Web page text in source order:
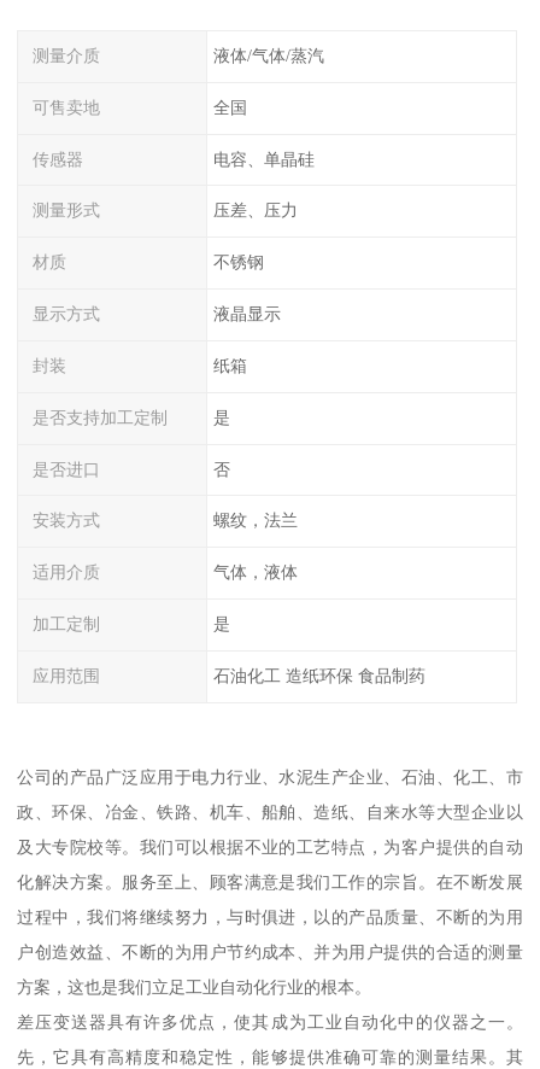
测量介质 液体/气体/蒸汽
可售卖地 全国
传感器 电容、单晶硅
测量形式 压差、压力
材质 不锈钢
显示方式 液晶显示
封装 纸箱
是否支持加工定制 是
是否进口 否
安装方式 螺纹，法兰
适用介质 气体，液体
加工定制 是
应用范围 石油化工 造纸环保 食品制药
公司的产品广泛应用于电力行业、水泥生产企业、石油、化工、市
政、环保、冶金、铁路、机车、船舶、造纸、自来水等大型企业以
及大专院校等。我们可以根据不业的工艺特点，为客户提供的自动
化解决方案。服务至上、顾客满意是我们工作的宗旨。在不断发展
过程中，我们将继续努力，与时俱进，以的产品质量、不断的为用
户创造效益、不断的为用户节约成本、并为用户提供的合适的测量
方案，这也是我们立足工业自动化行业的根本。
差压变送器具有许多优点，使其成为工业自动化中的仪器之一。
先，它具有高精度和稳定性，能够提供准确可靠的测量结果。其